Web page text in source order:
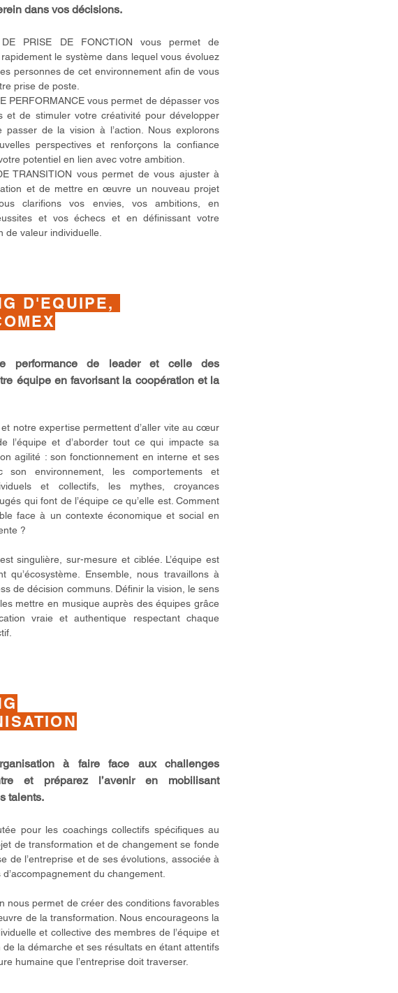
dans vos décisions.
DE PRISE DE FONCTION vous permet de
le système dans lequel vous évoluez
personnes de cet environnement afin de vous
prise de poste.
PERFORMANCE vous permet de dépasser vos
et de stimuler votre créativité pour développer
passer de la vision à l’action. Nous explorons
perspectives et renforçons la confiance
potentiel en lien avec votre ambition.
TRANSITION vous permet de vous ajuster à
et de mettre en œuvre un nouveau projet
clarifions vos envies, vos ambitions, en
et vos échecs et en définissant votre
de valeur individuelle.
D'EQUIPE,
performance de leader et celle des
équipe en favorisant la coopération et la
notre expertise permettent d’aller vite au cœur
l’équipe et d’aborder tout ce qui impacte sa
agilité : son fonctionnement en interne et ses
son environnement, les comportements et
et collectifs, les mythes, croyances
qui font de l’équipe ce qu’elle est. Comment
face à un contexte économique et social en
?
singulière, sur-mesure et ciblée. L’équipe est
qu’écosystème.
Ensemble, nous travaillons à
de décision communs. Définir la vision, le sens
mettre en musique auprès des équipes grâce
vraie et authentique respectant chaque
à faire face aux challenges
et préparez l’avenir en mobilisant
talents.
pour les coachings collectifs spécifiques au
de transformation et de changement se fonde
de l’entreprise et de ses évolutions, associée à
du changement.
nous permet de créer des conditions favorables
de la transformation. Nous encourageons la
et collective des membres de l’équipe et
de la démarche et ses résultats en étant attentifs
humaine que l’entreprise doit traverser.